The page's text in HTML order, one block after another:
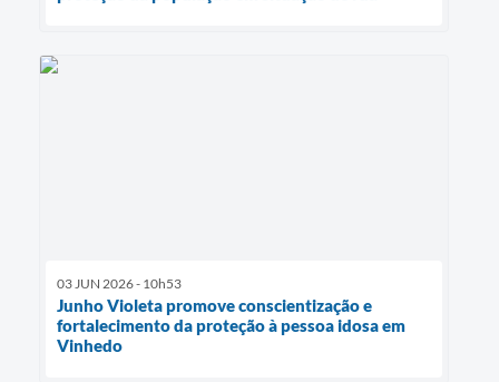
03 JUN 2026 - 10h53
Junho Violeta promove conscientização e
fortalecimento da proteção à pessoa idosa em
Vinhedo